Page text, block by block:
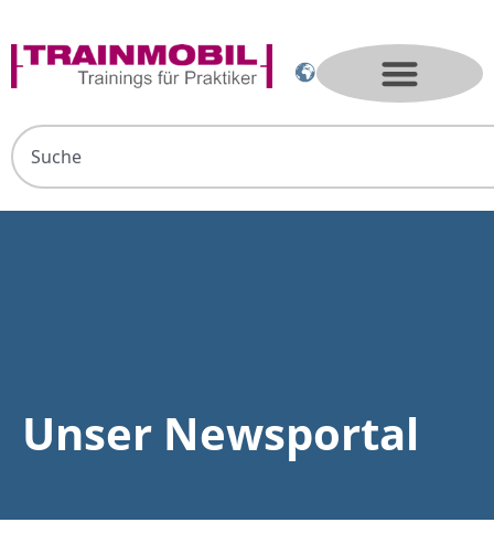
Unser Newsportal